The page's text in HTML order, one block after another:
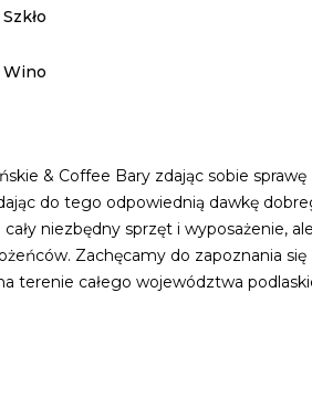
Szkło
Wino
& Coffee Bary zdając sobie
do tego odpowiednią dawkę
niezbędny sprzęt i wyposażenie,
Zachęcamy do zapoznania
terenie całego województwa